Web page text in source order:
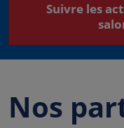
Suivre les
Nos